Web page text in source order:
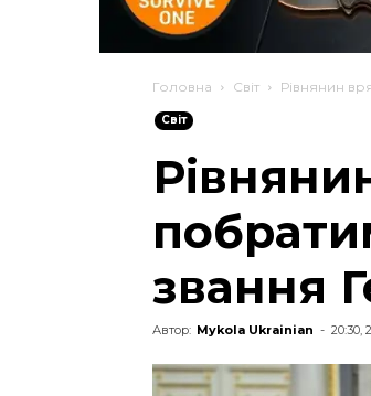
Головна Cвіт Рівнянин
Cвіт
звання
Автор: Mykola Ukrainian - 20:30,